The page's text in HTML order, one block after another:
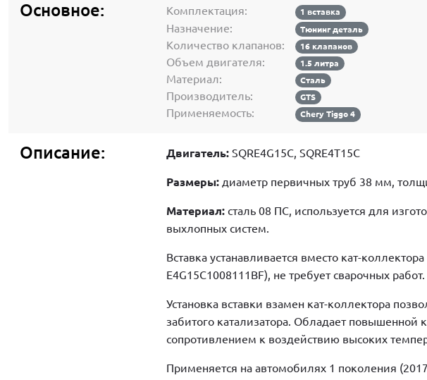
Основное: Комплектация: 1 вставка
Назначение: Тюнинг деталь
Количество клапанов: 16 клапанов
Объем двигателя: 1.5 литра
Материал: Сталь
Производитель: GTS
Применяемость: Chery Tiggo 4
Описание: Двигатель: SQRE4G15C, SQRE4T15C
Размеры: диаметр первичных труб 38 мм,
Материал: сталь 08 ПC, используется для
выхлопных систем.
Вставка устанавливается вместо кат-
E4G15C1008111BF), не требует сварочных работ.
Установка вставки взамен кат-коллектора
забитого катализатора. Обладает повышенной
сопротивлением к воздействию высоких
Применяется на автомобилях 1 поколения